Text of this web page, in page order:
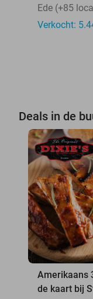
Ede (+85
Verkocht:
Deals in de
Amerikaans
de kaart bij